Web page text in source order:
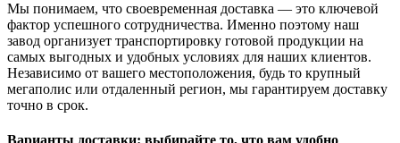
Мы понимаем, что своевременная доставка — это ключевой
фактор успешного сотрудничества. Именно поэтому наш
завод организует транспортировку готовой продукции на
самых выгодных и удобных условиях для наших клиентов.
Независимо от вашего местоположения, будь то крупный
мегаполис или отдаленный регион, мы гарантируем доставку
точно в срок.